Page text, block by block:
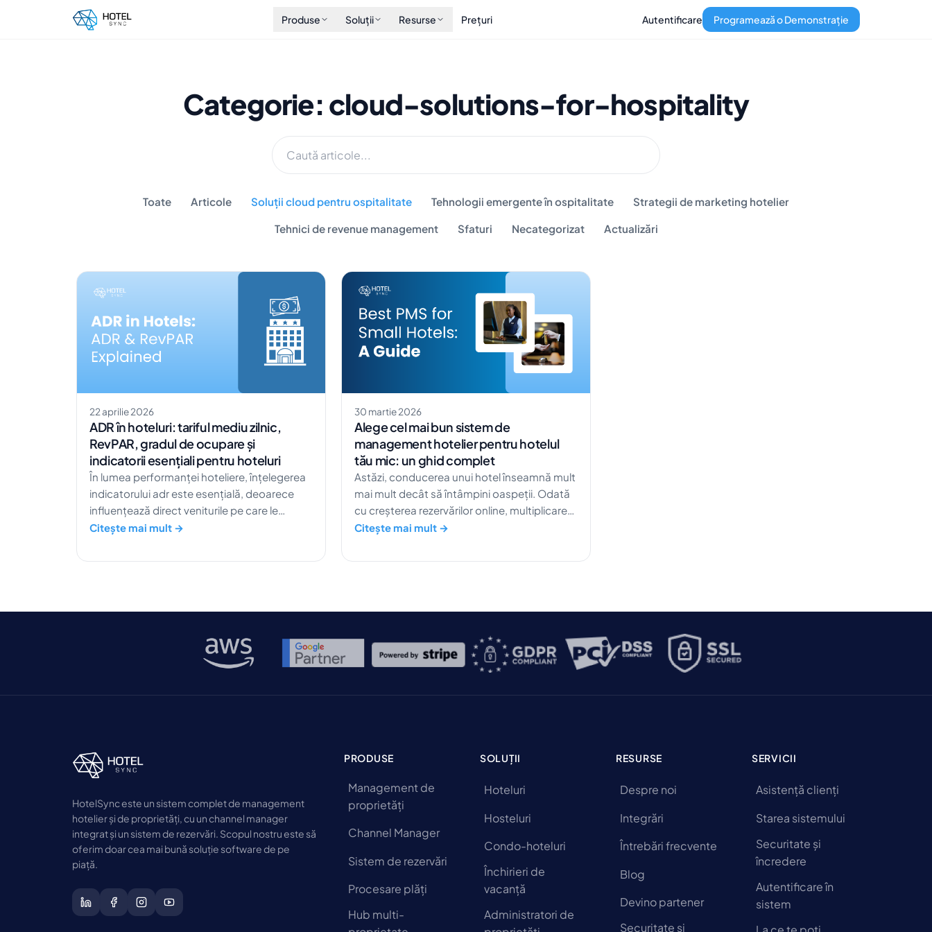
Produse Soluții Resurse Prețuri Autentificare Programează o Demonstrație
Categorie: cloud-solutions-for-hospitality
Toate Articole Soluții cloud pentru ospitalitate Tehnologii emergente în ospitalitate Strategii de marketing hotelier
Tehnici de revenue management Sfaturi Necategorizat Actualizări
22 aprilie 2026
ADR în hoteluri: tariful mediu zilnic,
RevPAR, gradul de ocupare și
indicatorii esențiali pentru hoteluri
În lumea performanței hoteliere, înțelegerea
indicatorului adr este esențială, deoarece
influențează direct veniturile pe care le
generează o unitate hotelieră din fiecare
izolat; se corelează strâns cu alți indicatori-
imaginea completă din spatele veniturilor pe
Citește mai mult →
30 martie 2026
Alege cel mai bun sistem de
management hotelier pentru hotelul
tău mic: un ghid complet
Astăzi, conducerea unui hotel înseamnă mult
mai mult decât să întâmpini oaspeții. Odată
cu creșterea rezervărilor online, multiplicarea
canalelor de distribuție și așteptările tot mai
cusur, hotelurile mici și boutique au nevoie de
rezervările hoteliere se fac online, ceea ce
management să fie mai importante ca
niciodată […]
Citește mai mult →
HotelSync este un sistem complet de management
hotelier și de proprietăți, cu un channel manager
integrat și un sistem de rezervări. Scopul nostru este să
oferim doar cea mai bună soluție software de pe
piață.
PRODUSE
Management de
proprietăți
Channel Manager
Sistem de rezervări
Procesare plăți
Hub multi-
SOLUȚII
Hoteluri
Hosteluri
Condo-hoteluri
Închirieri de
vacanță
Administratori de
RESURSE
Despre noi
Integrări
Întrebări frecvente
Blog
Devino partener
Securitate și
SERVICII
Asistență clienți
Starea sistemului
Securitate și
încredere
Autentificare în
sistem